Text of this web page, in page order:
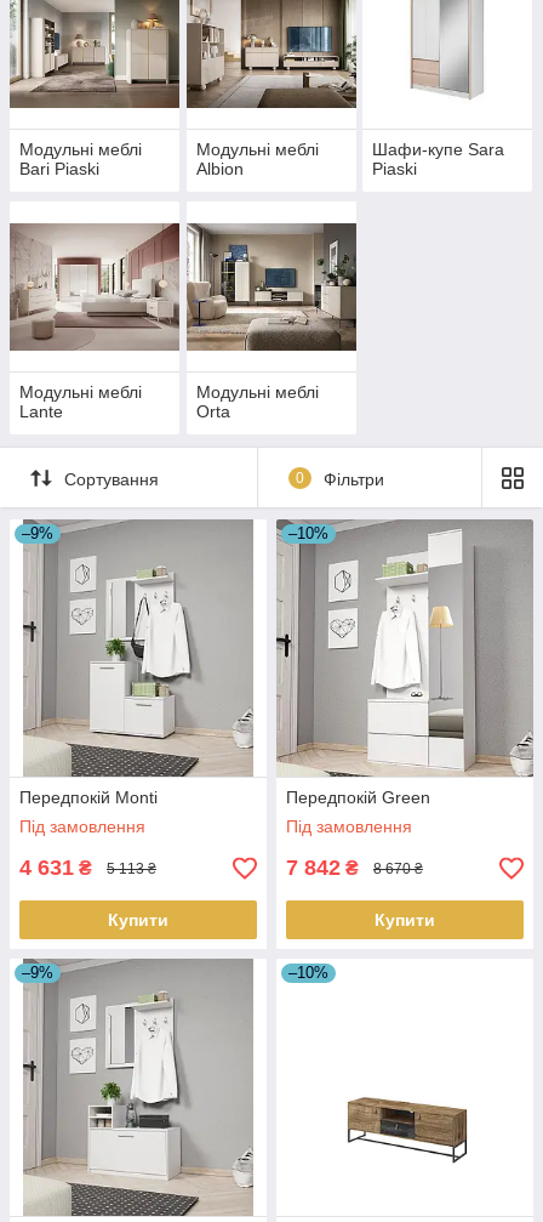
Модульні меблі
Bari Piaski
Модульні меблі
Albion
Шафи-купе Sara
Piaski
Модульні меблі
Lante
Модульні меблі
Orta
Сортування 0 Фільтри
–9%
Передпокій Monti
Під замовлення
4 631 ₴ 5 113 ₴
Купити
–10%
Передпокій Green
Під замовлення
7 842 ₴ 8 670 ₴
Купити
–9% –10%